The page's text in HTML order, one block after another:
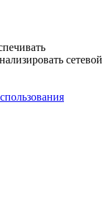
сетевой